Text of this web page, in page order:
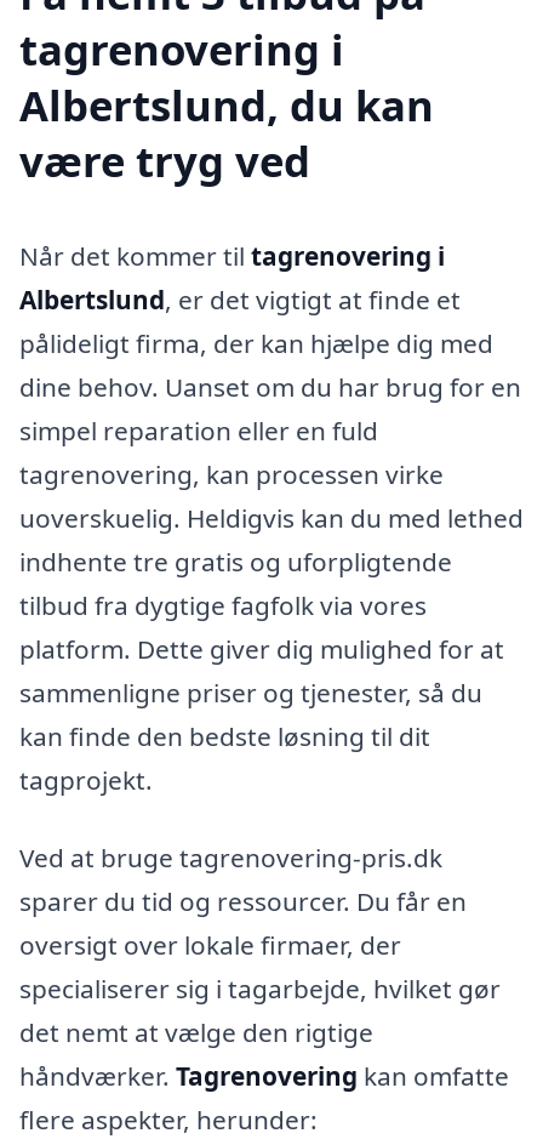
tagrenovering i
Albertslund, du kan
være tryg ved
Når det kommer til tagrenovering i
Albertslund, er det vigtigt at finde et
pålideligt firma, der kan hjælpe dig med
dine behov. Uanset om du har brug for en
simpel reparation eller en fuld
tagrenovering, kan processen virke
uoverskuelig. Heldigvis kan du med lethed
indhente tre gratis og uforpligtende
tilbud fra dygtige fagfolk via vores
platform. Dette giver dig mulighed for at
sammenligne priser og tjenester, så du
kan finde den bedste løsning til dit
tagprojekt.
Ved at bruge tagrenovering-pris.dk
sparer du tid og ressourcer. Du får en
oversigt over lokale firmaer, der
specialiserer sig i tagarbejde, hvilket gør
det nemt at vælge den rigtige
håndværker. Tagrenovering kan omfatte
flere aspekter, herunder: